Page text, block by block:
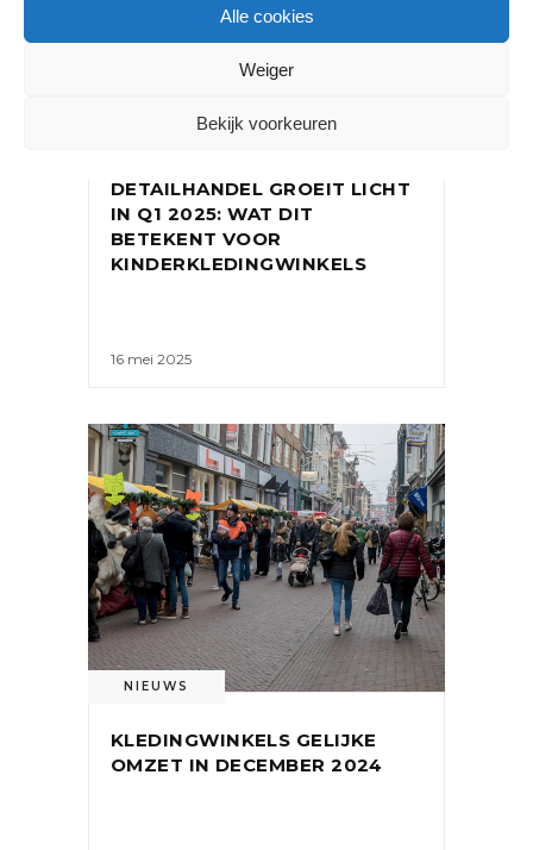
Alle cookies
Weiger
Bekijk voorkeuren
DETAILHANDEL GROEIT LICHT
IN Q1 2025: WAT DIT
BETEKENT VOOR
KINDERKLEDINGWINKELS
16 mei 2025
NIEUWS
KLEDINGWINKELS GELIJKE
OMZET IN DECEMBER 2024